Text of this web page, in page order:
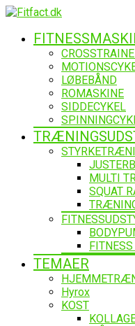
LØBEBÅND
ROMASKINE
SIDDECYKEL
MULTI
SQUAT
TEMAER
Hyrox
KOST